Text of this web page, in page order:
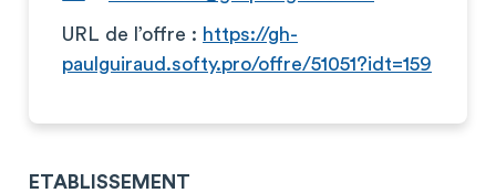
URL de l’offre : https://gh-
paulguiraud.softy.pro/offre/51051?idt=159
ETABLISSEMENT